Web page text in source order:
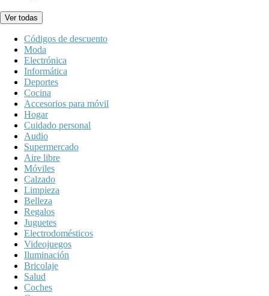
Ver todas
Códigos de descuento
Moda
Electrónica
Informática
Deportes
Cocina
Accesorios para móvil
Hogar
Cuidado personal
Audio
Supermercado
Aire libre
Móviles
Calzado
Limpieza
Belleza
Regalos
Juguetes
Electrodomésticos
Videojuegos
Iluminación
Bricolaje
Salud
Coches